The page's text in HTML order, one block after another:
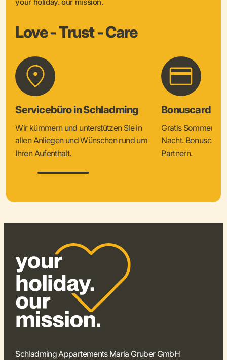
Love - Trust - Care
Servicebüro in Schladming
Wir kümmern und unterstützen Sie in
allen Anliegen und Wünschen rund um
Ihren Aufenthalt.
Bonuscard &
Gratis
Nacht. Bonuscard
Partnern.
Schladming Appartements Maria Gruber GmbH